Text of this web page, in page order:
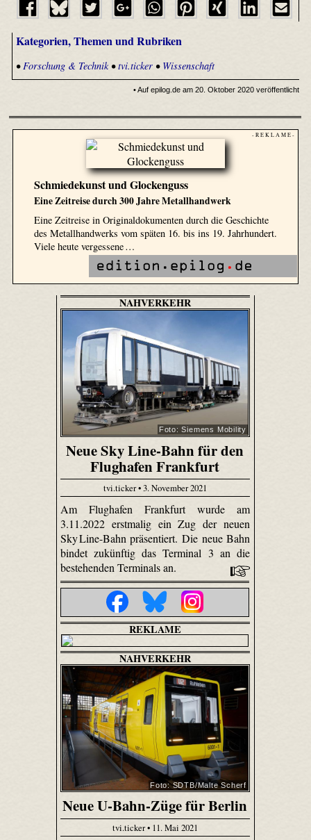
Kategorien, Themen und Rubriken
• Forschung & Technik•tvi.ticker• Wissenschaft
• Auf epilog.de am 20. Oktober 2020 veröffentlicht
- R E K L A M E -
Schmiedekunst und Glockenguss
Eine Zeitreise durch 300 Jahre Metallhandwerk
Eine Zeitreise in Originaldokumenten durch die Geschichte
des Metallhandwerks vom späten 16. bis ins 19. Jahrhundert.
Viele heute vergessene …
NAHVERKEHR
Foto: Siemens Mobility
Neue Sky Line-Bahn für den
Flughafen Frankfurt
tvi.ticker • 3. November 2021
Am Flughafen Frankfurt wurde am
3.11.2022 erstmalig ein Zug der neuen
Sky Line-Bahn präsentiert. Die neue Bahn
bindet zukünftig das Terminal 3 an die
bestehenden Terminals an.
REKLAME
NAHVERKEHR
Foto: SDTB/Malte Scherf
Neue U-Bahn-Züge für Berlin
tvi.ticker • 11. Mai 2021